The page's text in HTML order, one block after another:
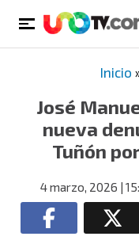
Inicio
José
nueva
Tuñón
4 marzo, 2026 |